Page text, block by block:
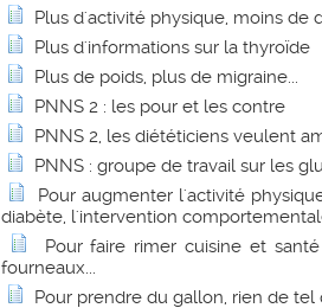
Plus d'activité physique, moins de
Plus d'informations sur la thyroïde
Plus de poids, plus de migraine...
PNNS 2 : les pour et les contre
PNNS 2, les diététiciens veulent
PNNS : groupe de travail sur les
Pour augmenter l'activité
diabète, l'intervention
Pour faire rimer cuisine et
fourneaux...
Pour prendre du gallon, rien de tel